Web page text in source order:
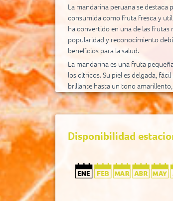
La mandarina peruana se destaca
consumida como fruta fresca y
ha convertido en una de las
popularidad y reconocimiento
beneficios para la salud.
La mandarina es una fruta
los cítricos. Su piel es delgada,
brillante hasta un tono
madurez. La cáscara contiene
textura distintiva.
mandarina se concentra en las
Ica, Cusco, Ayacucho y Lima.
internacional.
Las características que más
Disponibilidad